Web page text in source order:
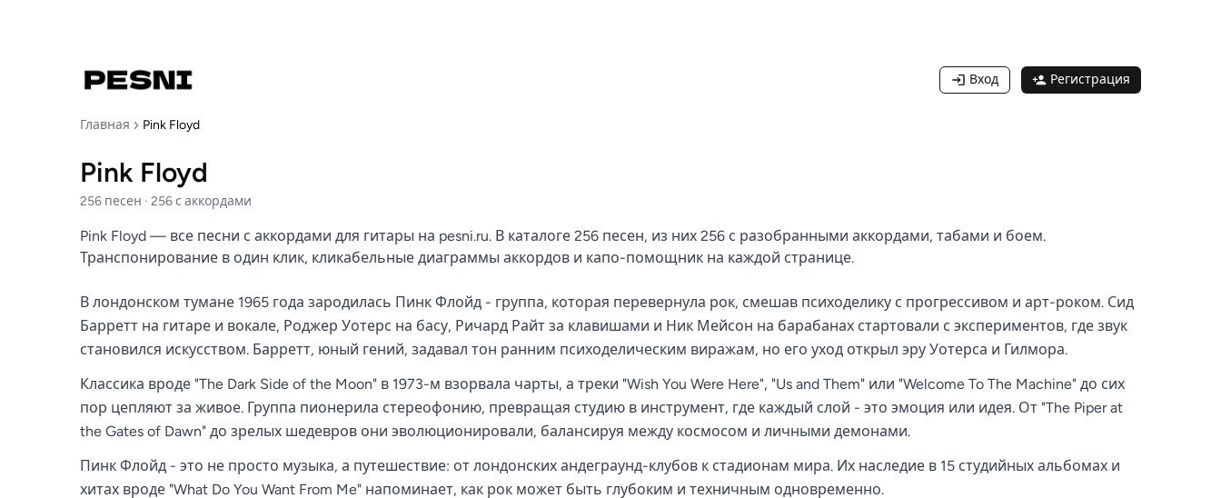
Вход Регистрация
Главная Pink Floyd
Pink Floyd
256 песен · 256с аккордами
Pink Floyd — все песни с аккордами для гитары на pesni.ru. В каталоге 256 песен, из них 256 с разобранными аккордами, табами и боем.
Транспонирование в один клик, кликабельные диаграммы аккордов и капо-помощник на каждой странице.
В лондонском тумане 1965 года зародилась Пинк Флойд - группа, которая перевернула рок, смешав психоделику с прогрессивом и арт-роком. Сид
Барретт на гитаре и вокале, Роджер Уотерс на басу, Ричард Райт за клавишами и Ник Мейсон на барабанах стартовали с экспериментов, где звук
становился искусством. Барретт, юный гений, задавал тон ранним психоделическим виражам, но его уход открыл эру Уотерса и Гилмора.
Классика вроде "The Dark Side of the Moon" в 1973-м взорвала чарты, а треки "Wish You Were Here", "Us and Them" или "Welcome To The Machine" до сих
пор цепляют за живое. Группа пионерила стереофонию, превращая студию в инструмент, где каждый слой - это эмоция или идея. От "The Piper at
the Gates of Dawn" до зрелых шедевров они эволюционировали, балансируя между космосом и личными демонами.
Пинк Флойд - это не просто музыка, а путешествие: от лондонских андеграунд-клубов к стадионам мира. Их наследие в 15 студийных альбомах и
хитах вроде "What Do You Want From Me" напоминает, как рок может быть глубоким и техничным одновременно.